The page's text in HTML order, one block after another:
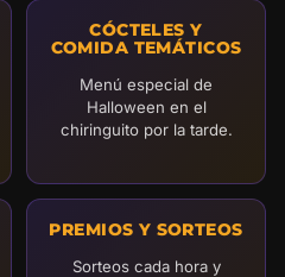
CÓCTELES Y
COMIDA TEMÁTICOS
Menú especial de
Halloween en el
chiringuito por la tarde.
PREMIOS Y SORTEOS
Sorteos cada hora y